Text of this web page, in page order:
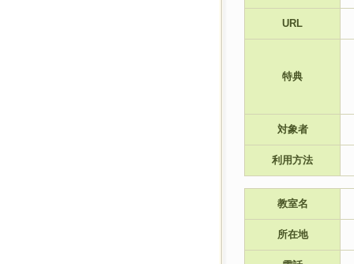
URL
特典
対象者
利用方法
教室名
所在地